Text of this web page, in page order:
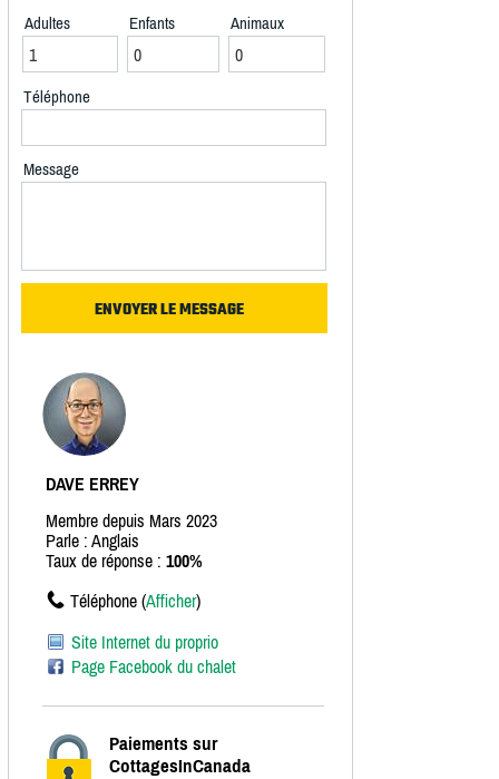
Adultes Enfants Animaux
Téléphone
Message
DAVE ERREY
Membre depuis Mars 2023
Parle : Anglais
Taux de réponse : 100%
Téléphone (Afficher)
Site Internet du proprio
Page Facebook du chalet
Paiements sur
CottagesInCanada